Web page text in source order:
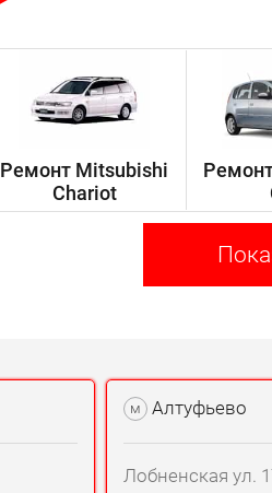
Ремонт Mitsubishi
Chariot
м Алтуфьево
Лобненская ул.